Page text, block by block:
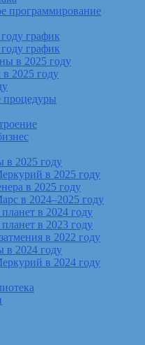
программирование
график
график
в 2025 году
в 2025 году
процедуры
в 2025 году
в 2025 году
в 2025 году
в 2024–2025 году
в 2024 году
в 2023 году
в 2022 году
в 2024 году
в 2024 году